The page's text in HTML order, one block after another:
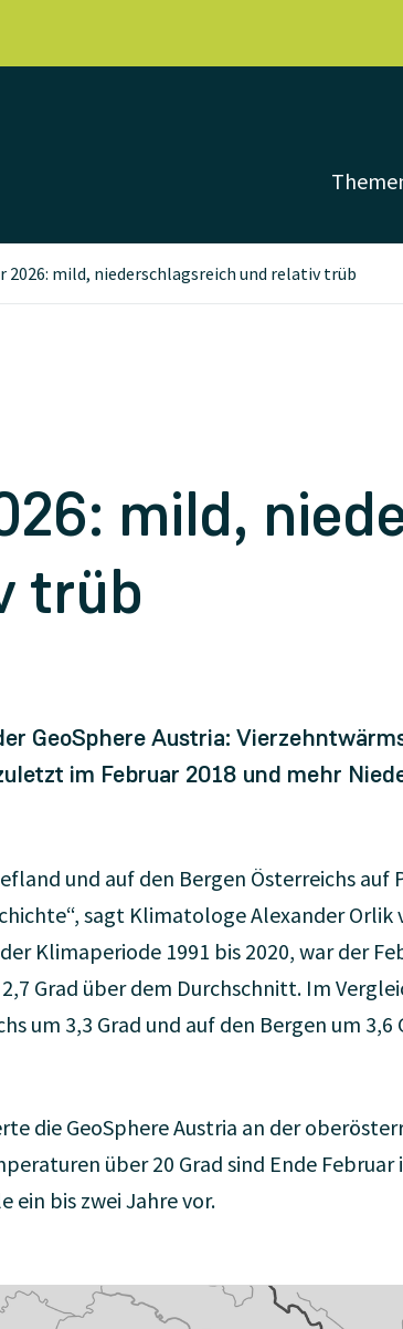
2026: mild, niederschlagsreich und relativ trüb
mild,
trüb
GeoSphere Austria:
im Februar 2018 und mehr
und auf den Bergen Österreichs auf
sagt Klimatologe Alexander Orlik
Klimaperiode 1991 bis 2020, war der
Grad über dem Durchschnitt. Im
um 3,3 Grad und auf den Bergen um 3,6
die GeoSphere Austria an der
über 20 Grad sind Ende
bis zwei Jahre vor.